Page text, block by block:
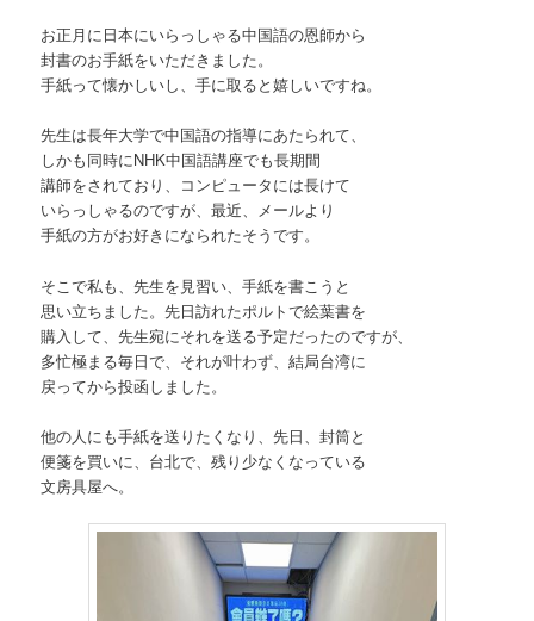
お正月に日本にいらっしゃる中国語の恩師から
封書のお手紙をいただきました。
手紙って懐かしいし、手に取ると嬉しいですね。
先生は長年大学で中国語の指導にあたられて、
しかも同時にNHK中国語講座でも長期間
講師をされており、コンピュータには長けて
いらっしゃるのですが、最近、メールより
手紙の方がお好きになられたそうです。
そこで私も、先生を見習い、手紙を書こうと
思い立ちました。先日訪れたポルトで絵葉書を
購入して、先生宛にそれを送る予定だったのですが、
多忙極まる毎日で、それが叶わず、結局台湾に
戻ってから投函しました。
他の人にも手紙を送りたくなり、先日、封筒と
便箋を買いに、台北で、残り少なくなっている
文房具屋へ。